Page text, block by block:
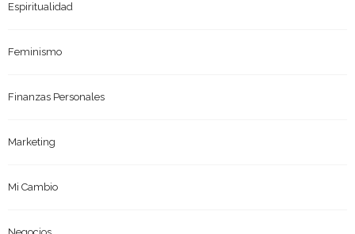
Espiritualidad
Feminismo
Finanzas Personales
Marketing
Mi Cambio